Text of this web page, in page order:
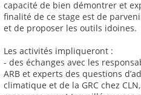
capacité de bien démontrer et
finalité de ce stage est de
et de proposer les outils idoines.
Les activités impliqueront :
- des échanges avec les
ARB et experts des questions
climatique et de la GRC chez